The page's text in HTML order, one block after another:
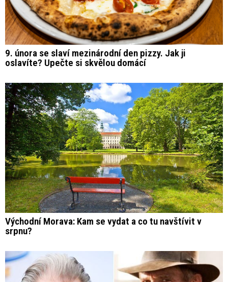
9. února se slaví mezinárodní den pizzy. Jak ji
oslavíte? Upečte si skvělou domácí
Východní Morava: Kam se vydat a co tu navštívit v
srpnu?